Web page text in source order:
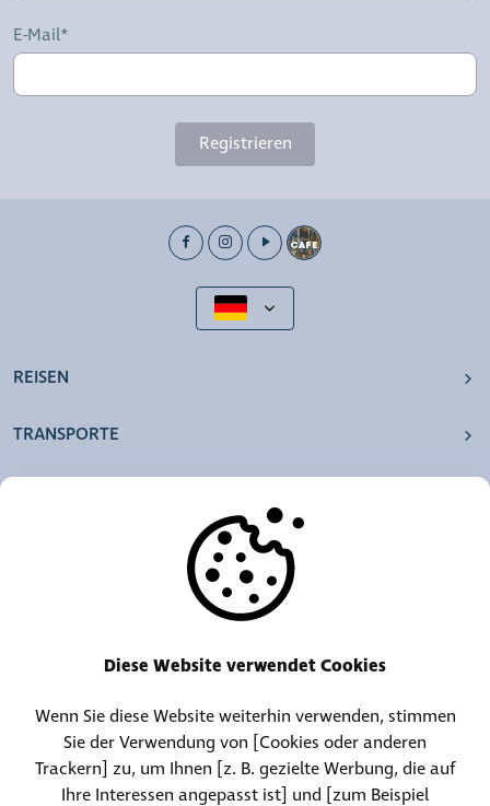
E-Mail*
Registrieren
REISEN
TRANSPORTE
Telefonzentrale:
(+352) 30 01 46-1
Kontakt für Fundgegenstände
(+352) 30 01 46 84
Diese Website verwendet Cookies
Wenn Sie diese Website weiterhin verwenden, stimmen
Sie der Verwendung von [Cookies oder anderen
Trackern] zu, um Ihnen [z. B. gezielte Werbung, die auf
Ihre Interessen angepasst ist] und [zum Beispiel